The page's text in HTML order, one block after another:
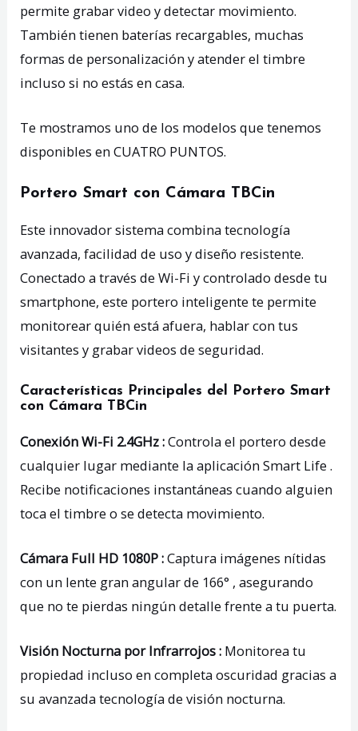
permite grabar video y detectar movimiento.
También tienen baterías recargables, muchas
formas de personalización y atender el timbre
incluso si no estás en casa.
Te mostramos uno de los modelos que tenemos
disponibles en CUATRO PUNTOS.
Portero Smart con Cámara TBCin
Este innovador sistema combina tecnología
avanzada, facilidad de uso y diseño resistente.
Conectado a través de Wi-Fi y controlado desde tu
smartphone, este portero inteligente te permite
monitorear quién está afuera, hablar con tus
visitantes y grabar videos de seguridad.
Características Principales del Portero Smart
con Cámara TBCin
Conexión Wi-Fi 2.4GHz :Controla el portero desde
cualquier lugar mediante la aplicación Smart Life .
Recibe notificaciones instantáneas cuando alguien
toca el timbre o se detecta movimiento.
Cámara Full HD 1080P :Captura imágenes nítidas
con un lente gran angular de 166° , asegurando
que no te pierdas ningún detalle frente a tu puerta.
Visión Nocturna por Infrarrojos : Monitorea tu
propiedad incluso en completa oscuridad gracias a
su avanzada tecnología de visión nocturna.